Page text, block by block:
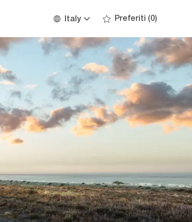
Language
Italian
Italy Preferiti (0)